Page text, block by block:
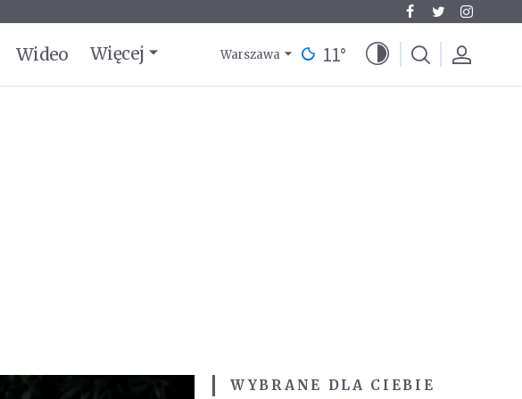
Wideo Więcej Warszawa 11°
WYBRANE DLA CIEBIE